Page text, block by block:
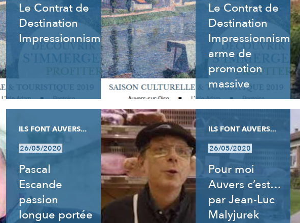
Le Contrat de
Destination
Impressionnisme
Le Contrat de
Destination
Impressionnisme,
arme de
promotion
massive
ILS FONT AUVERS...
26/05/2020
Pascal
Escande
passion
longue portée
ILS FONT AUVERS...
26/05/2020
Pour moi
Auvers c’est…
par Jean-Luc
Malyjurek